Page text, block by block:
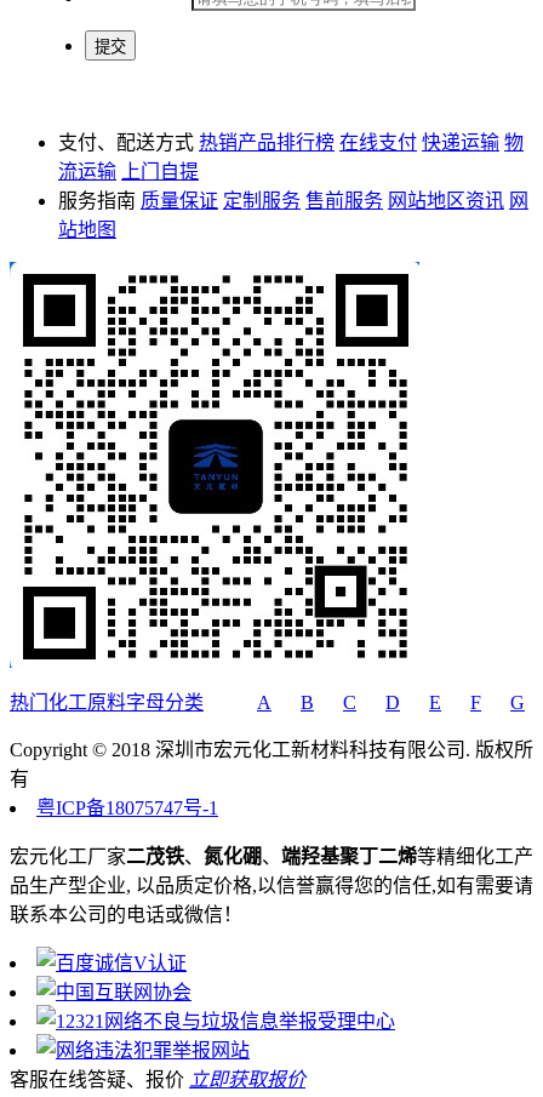
支付、配送方式 热销产品排行榜 在线支付 快递运输 物
流运输
上门自提
服务指南 质量保证 定制服务 售前服务 网站地区资讯 网
站地图
热门化工原料字母分类 A B C D E F G
Copyright © 2018 深圳市宏元化工新材料科技有限公司. 版权所
有
粤ICP备18075747号-1
宏元化工厂家二茂铁、 氮化硼、 端羟基聚丁二烯等精细化工产
品生产型企业, 以品质定价格,以信誉赢得您的信任,如有需要请
联系本公司的电话或微信！
客服在线答疑、报价 立即获取报价